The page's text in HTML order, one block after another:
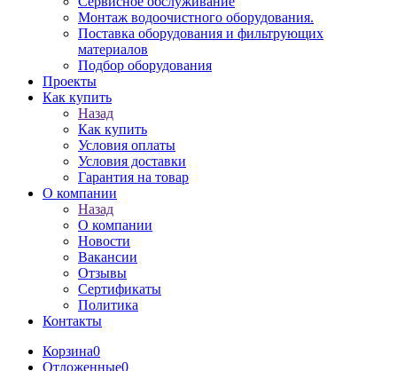
Монтаж водоочистного оборудования.
Поставка оборудования и фильтрующих
материалов
Подбор оборудования
Проекты
Как купить
Назад
Как купить
Условия оплаты
Условия доставки
Гарантия на товар
О компании
Назад
О компании
Новости
Вакансии
Отзывы
Сертификаты
Политика
Контакты
Корзина0
Отложенные0